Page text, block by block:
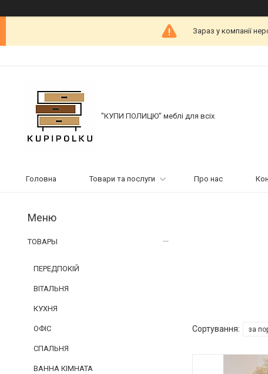
Зараз у компанії
"КУПИ ПОЛИЦЮ" меблі для всіх
Головна Товари та послуги Про нас
ТОВАРЫ
ПЕРЕДПОКІЙ
ВІТАЛЬНЯ
КУХНЯ
ОФІС
СПАЛЬНЯ
ВАННА КІМНАТА